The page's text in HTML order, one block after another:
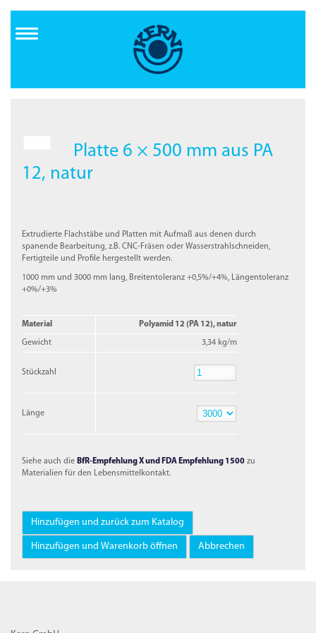
Inhalt
Platte 6 × 500 mm aus PA
12, natur
Extrudierte Flachstäbe und Platten mit Aufmaß aus denen durch
spanende Bearbeitung, z.B. CNC-Fräsen oder Wasserstrahlschneiden,
Fertigteile und Profile hergestellt werden.
1000 mm und 3000 mm lang, Breitentoleranz +0,5%/+4%, Längentoleranz
+0%/+3%
Material Polyamid 12 (PA 12), natur
Gewicht 3,34 kg/m
Stückzahl
Länge
Siehe auch dieBfR-Empfehlung X und FDA Empfehlung 1500 zu
Materialien für den Lebensmittelkontakt.